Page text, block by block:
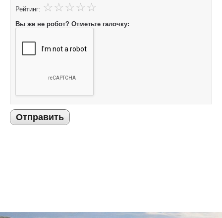
Рейтинг:
Вы же не робот? Отметьте галочку:
Отправить